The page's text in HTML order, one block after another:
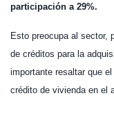
participación a 29%.
Esto preocupa al sector,
de créditos para la
importante resaltar que
crédito de vivienda en el